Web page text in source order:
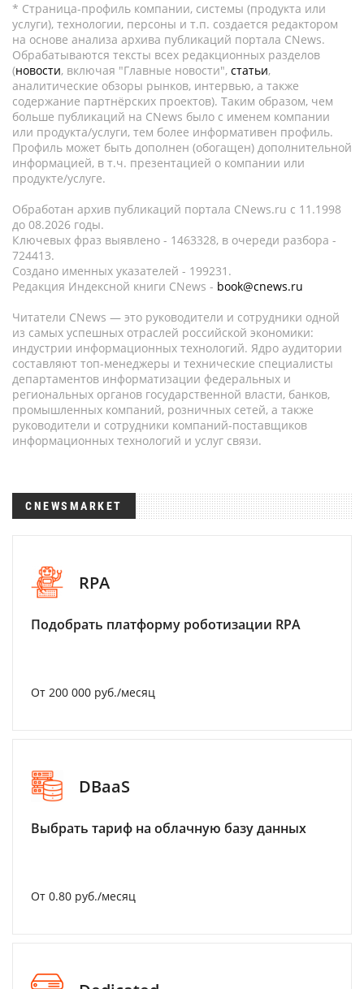
* Страница-профиль компании, системы (продукта или
услуги), технологии, персоны и т.п. создается редактором
на основе анализа архива публикаций портала CNews.
Обрабатываются тексты всех редакционных разделов
(новости, включая "Главные новости", статьи,
аналитические обзоры рынков, интервью, а также
содержание партнёрских проектов). Таким образом, чем
больше публикаций на CNews было с именем компании
или продукта/услуги, тем более информативен профиль.
Профиль может быть дополнен (обогащен) дополнительной
информацией, в т.ч. презентацией о компании или
продукте/услуге.
Обработан архив публикаций портала CNews.ru c 11.1998
до 08.2026 годы.
Ключевых фраз выявлено - 1463328, в очереди разбора -
724413.
Создано именных указателей - 199231.
Редакция Индексной книги CNews - book@cnews.ru
Читатели CNews — это руководители и сотрудники одной
из самых успешных отраслей российской экономики:
индустрии информационных технологий. Ядро аудитории
составляют топ-менеджеры и технические специалисты
департаментов информатизации федеральных и
региональных органов государственной власти, банков,
промышленных компаний, розничных сетей, а также
руководители и сотрудники компаний-поставщиков
информационных технологий и услуг связи.
CNEWSMARKET
RPA
Подобрать платформу роботизации RPA
От 200 000 руб./месяц
DBaaS
Выбрать тариф на облачную базу данных
От 0.80 руб./месяц